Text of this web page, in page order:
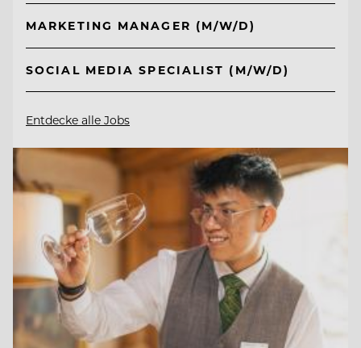
MARKETING MANAGER (M/W/D)
SOCIAL MEDIA SPECIALIST (M/W/D)
Entdecke alle Jobs